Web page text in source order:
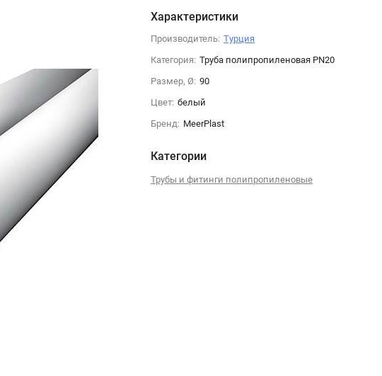
Характеристики
Производитель: Турция
Категория: Труба полипропиленовая PN20
Размер, Ø: 90
Цвет: белый
Бренд: MeerPlast
Категории
Трубы и фитинги полипропиленовые